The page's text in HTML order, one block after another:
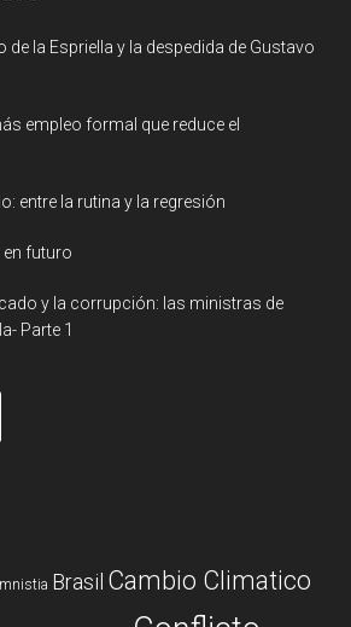
de la Espriella y la despedida de Gustavo
empleo formal que reduce el
entre la rutina y la regresión
futuro
y la corrupción: las ministras de
Parte 1
Brasil Cambio Climatico